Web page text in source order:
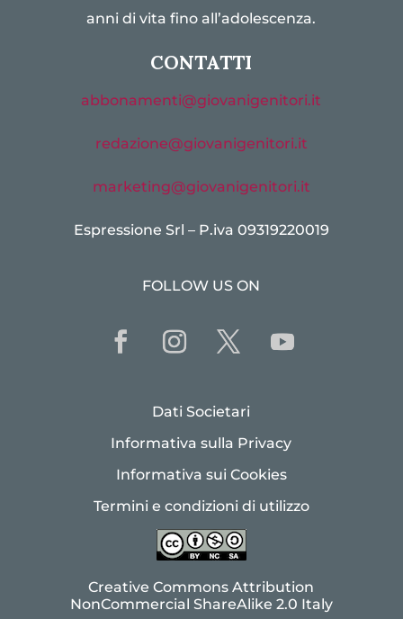
anni di vita fino all’adolescenza.
CONTATTI
abbonamenti@giovanigenitori.it
redazione@giovanigenitori.it
marketing@giovanigenitori.it
Espressione Srl – P.iva 09319220019
FOLLOW US ON
Dati Societari
Informativa sulla Privacy
Informativa sui Cookies
Termini e condizioni di utilizzo
Creative Commons Attribution
NonCommercial ShareAlike 2.0 Italy